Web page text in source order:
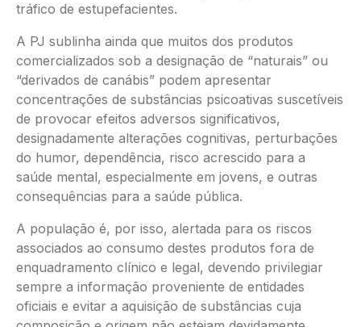
tráfico de estupefacientes.
A PJ sublinha ainda que muitos dos produtos
comercializados sob a designação de “naturais” ou
“derivados de canábis” podem apresentar
concentrações de substâncias psicoativas suscetíveis
de provocar efeitos adversos significativos,
designadamente alterações cognitivas, perturbações
do humor, dependência, risco acrescido para a
saúde mental, especialmente em jovens, e outras
consequências para a saúde pública.
A população é, por isso, alertada para os riscos
associados ao consumo destes produtos fora de
enquadramento clínico e legal, devendo privilegiar
sempre a informação proveniente de entidades
oficiais e evitar a aquisição de substâncias cuja